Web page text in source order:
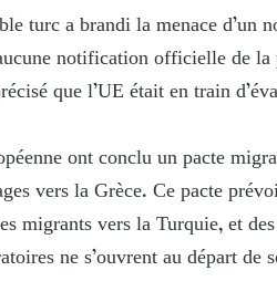
turc a brandi la menace d’un
notification officielle de
que l’UE était en train
ont conclu un pacte
vers la Grèce. Ce pacte
migrants vers la Turquie, et
ne s’ouvrent au départ de